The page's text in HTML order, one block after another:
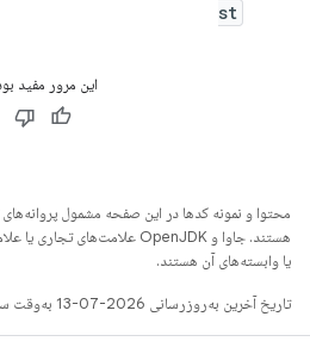
st
این مرور مفید
محتوا و نمونه کدها در این صفحه مشمول
یا وابسته‌های آن هستند.
تاریخ آخرین به‌روزرسانی 2026-07-13 به‌وقت ساعت هماهنگ جهانی.